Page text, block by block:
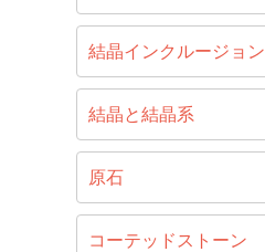
結晶インクルージョン
結晶と結晶系
原石
コーテッドストーン